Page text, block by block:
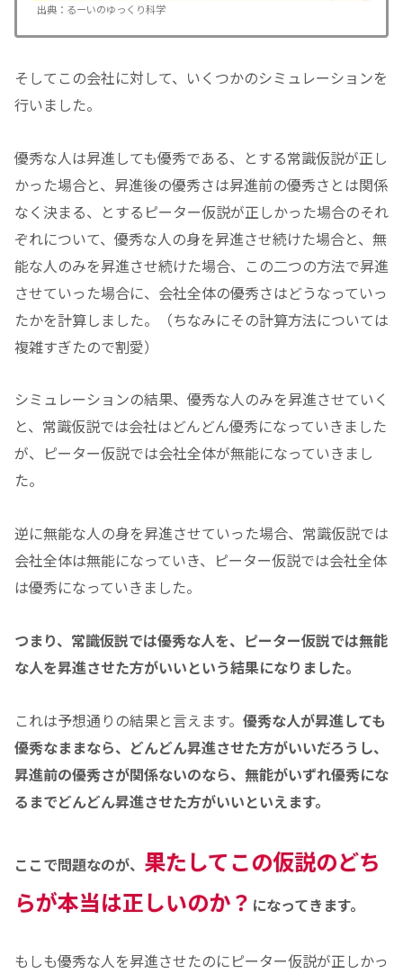
出典：るーいのゆっくり科学
そしてこの会社に対して、いくつかのシミュレーションを
行いました。
優秀な人は昇進しても優秀である、とする常識仮説が正し
かった場合と、昇進後の優秀さは昇進前の優秀さとは関係
なく決まる、とするピーター仮説が正しかった場合のそれ
ぞれについて、優秀な人の身を昇進させ続けた場合と、無
能な人のみを昇進させ続けた場合、この二つの方法で昇進
させていった場合に、会社全体の優秀さはどうなっていっ
たかを計算しました。（ちなみにその計算方法については
複雑すぎたので割愛）
シミュレーションの結果、優秀な人のみを昇進させていく
と、常識仮説では会社はどんどん優秀になっていきました
が、ピーター仮説では会社全体が無能になっていきまし
た。
逆に無能な人の身を昇進させていった場合、常識仮説では
会社全体は無能になっていき、ピーター仮説では会社全体
は優秀になっていきました。
つまり、常識仮説では優秀な人を、ピーター仮説では無能
な人を昇進させた方がいいという結果になりました。
これは予想通りの結果と言えます。 優秀な人が昇進しても
優秀なままなら、どんどん昇進させた方がいいだろうし、
昇進前の優秀さが関係ないのなら、無能がいずれ優秀にな
るまでどんどん昇進させた方がいいといえます。
ここで問題なのが、 果たしてこの仮説のどち
らが本当は正しいのか？ になってきます。
もしも優秀な人を昇進させたのにピーター仮説が正しかっ